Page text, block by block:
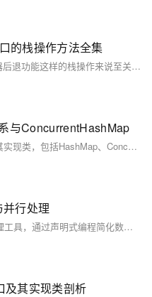
的栈操作方法全集
理解和掌握这些方法对于实现像浏览器后退功能这样的栈操作来说至关重要，它们能够帮助开发者编写既高效又稳定的应用程序。此外，在多线程环境中想保证线程安全，可以考虑使用ConcurrentLinkedDeque，它是Deque的线程安全版本，尽管它并未直接实现栈操作的方法，但是Deque的接口方法可以相对应地使用。
与ConcurrentHashMap
本文深入解析Java中Map接口体系及其实现类，包括HashMap、ConcurrentHashMap等的工作原理与线程安全机制。内容涵盖哈希冲突解决、扩容策略、并发优化，以及不同Map实现的适用场景，助你掌握高并发编程核心技巧。
行处理
Stream API 是 Java 8 提供的集合处理工具，通过声明式编程简化数据操作。它支持链式调用、延迟执行和并行处理，能够高效实现过滤、转换、聚合等操作，提升代码可读性和性能。
及其实现类剖析